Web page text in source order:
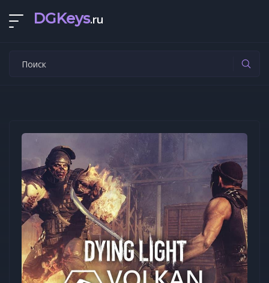
DGKeys.ru